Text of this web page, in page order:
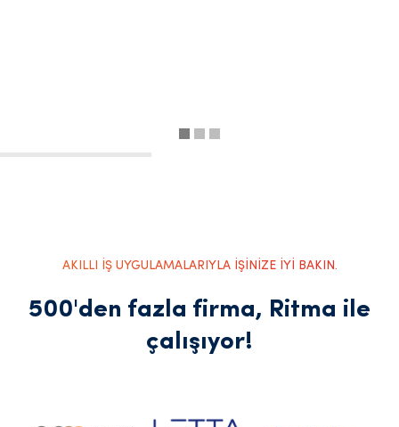
AKILLI İŞ UYGULAMALARIYLA İŞİNİZE İYİ BAKIN.
500'den fazla firma, Ritma ile
çalışıyor!